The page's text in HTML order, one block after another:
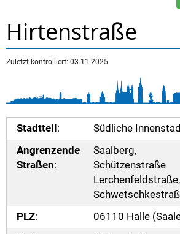
Hirtenstraße
Zuletzt kontrolliert: 03.11.2025
Stadtteil :
Südliche
Angrenzende
Straßen:
Saalberg,
Schützenstraße
Lerchenfeldstraße,
PLZ:
06110 Halle